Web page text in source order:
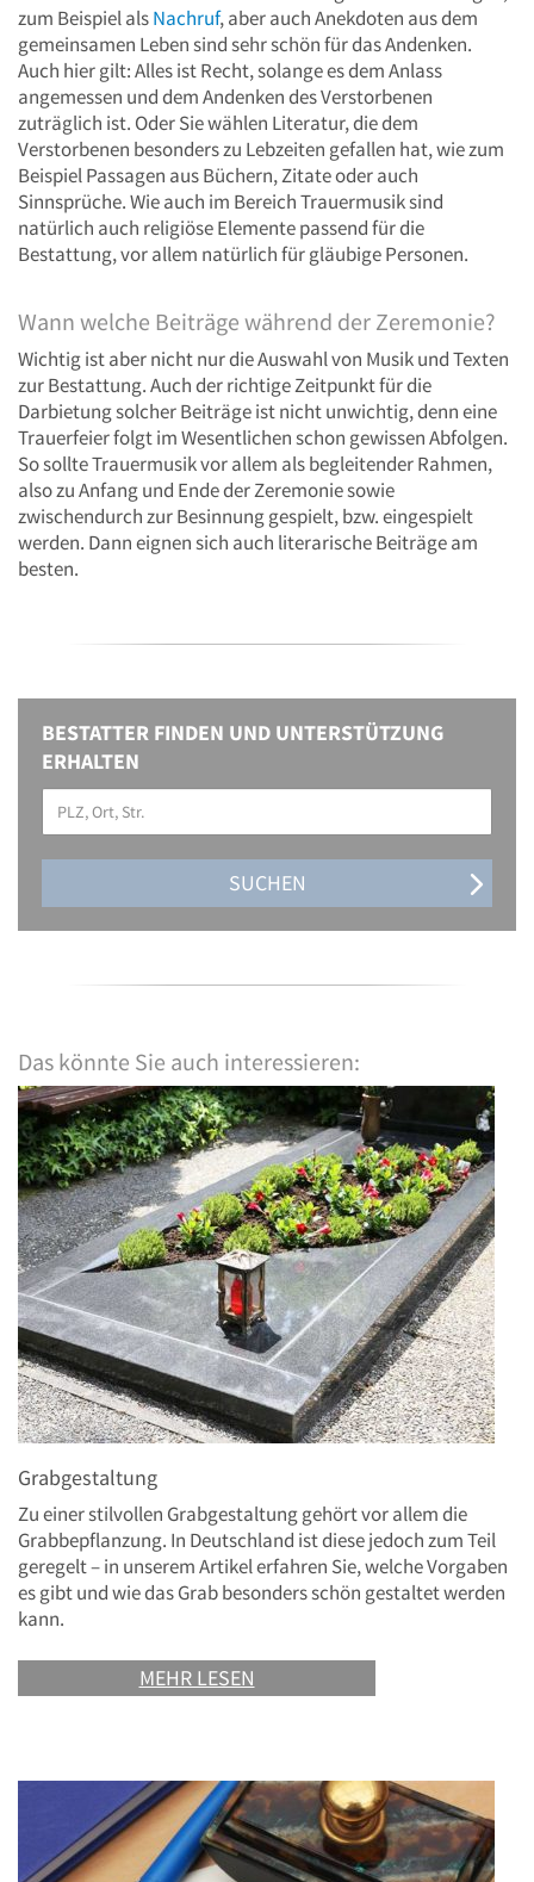
zum Beispiel alsNachruf, aber auch Anekdoten aus dem
gemeinsamen Leben sind sehr schön für das Andenken.
Auch hier gilt: Alles ist Recht, solange es dem Anlass
angemessen und dem Andenken des Verstorbenen
zuträglich ist. Oder Sie wählen Literatur, die dem
Verstorbenen besonders zu Lebzeiten gefallen hat, wie zum
Beispiel Passagen aus Büchern, Zitate oder auch
Sinnsprüche. Wie auch im Bereich Trauermusik sind
natürlich auch religiöse Elemente passend für die
Bestattung, vor allem natürlich für gläubige Personen.
Wann welche Beiträge während der Zeremonie?
Wichtig ist aber nicht nur die Auswahl von Musik und Texten
zur Bestattung. Auch der richtige Zeitpunkt für die
Darbietung solcher Beiträge ist nicht unwichtig, denn eine
Trauerfeier folgt im Wesentlichen schon gewissen Abfolgen.
So sollte Trauermusik vor allem als begleitender Rahmen,
also zu Anfang und Ende der Zeremonie sowie
zwischendurch zur Besinnung gespielt, bzw. eingespielt
werden. Dann eignen sich auch literarische Beiträge am
besten.
BESTATTER FINDEN UND UNTERSTÜTZUNG
ERHALTEN
SUCHEN
Das könnte Sie auch interessieren:
Grabgestaltung
Zu einer stilvollen Grabgestaltung gehört vor allem die
Grabbepflanzung. In Deutschland ist diese jedoch zum Teil
geregelt – in unserem Artikel erfahren Sie, welche Vorgaben
es gibt und wie das Grab besonders schön gestaltet werden
kann.
MEHR LESEN